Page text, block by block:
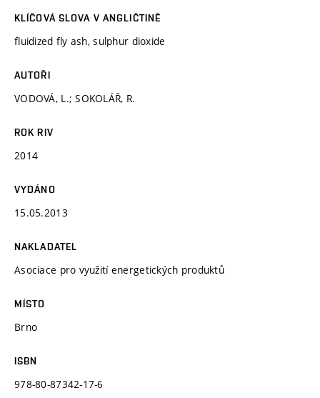
KLÍČOVÁ SLOVA V ANGLIČTINĚ
fluidized fly ash, sulphur dioxide
AUTOŘI
VODOVÁ, L.; SOKOLÁŘ, R.
ROK RIV
2014
VYDÁNO
15.05.2013
NAKLADATEL
Asociace pro využití energetických produktů
MÍSTO
Brno
ISBN
978-80-87342-17-6